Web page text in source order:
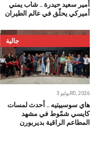
أمير سعيد حيدرة .. شاب يمني
أميركي يحلّق في عالم الطيران
جالية
يوليو 3RD, 2026
هاي سوسييتيه .. أحدث لمسات
كايسي شمّوط في مشهد
المطاعم الراقية بديربورن